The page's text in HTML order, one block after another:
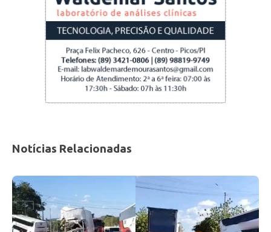
Notícias Relacionadas